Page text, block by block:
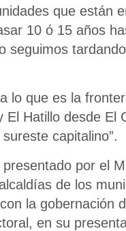
que están
10 ó 15 años
seguimos
lo que es la
El Hatillo desde El
capitalino”.
por el
de los
la gobernación
en su